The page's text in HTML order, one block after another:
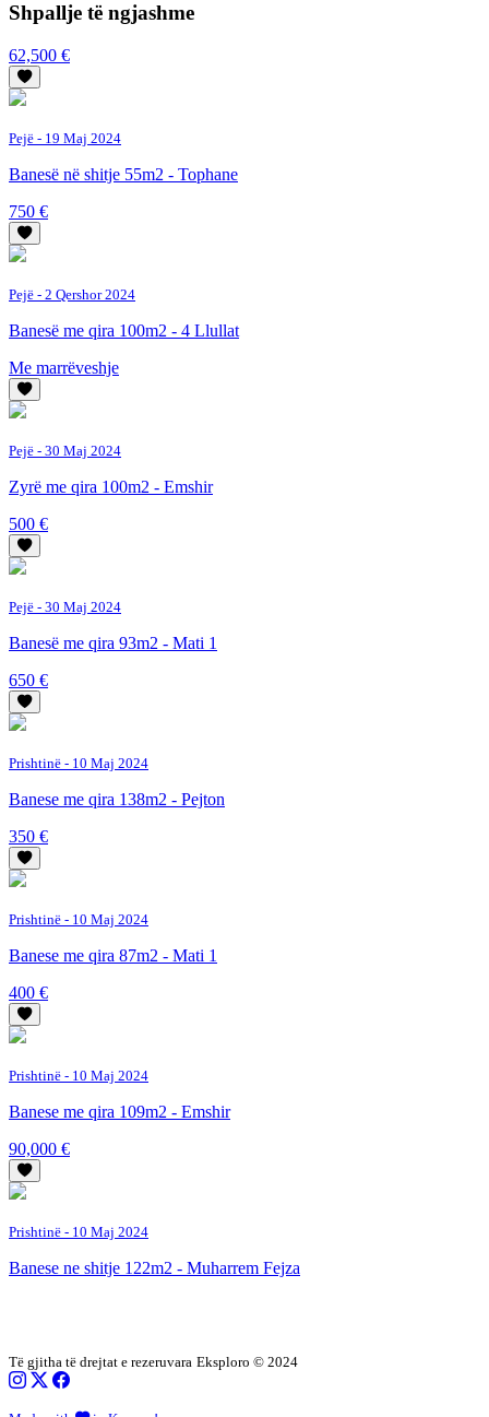
Shpallje të ngjashme
62,500 €
Pejë - 19 Maj 2024
Banesë në shitje 55m2 - Tophane
750 €
Pejë - 2 Qershor 2024
Banesë me qira 100m2 - 4 Llullat
Me marrëveshje
Pejë - 30 Maj 2024
Zyrë me qira 100m2 - Emshir
500 €
Pejë - 30 Maj 2024
Banesë me qira 93m2 - Mati 1
650 €
Prishtinë - 10 Maj 2024
Banese me qira 138m2 - Pejton
350 €
Prishtinë - 10 Maj 2024
Banese me qira 87m2 - Mati 1
400 €
Prishtinë - 10 Maj 2024
Banese me qira 109m2 - Emshir
90,000 €
Prishtinë - 10 Maj 2024
Banese ne shitje 122m2 - Muharrem Fejza
Të gjitha të drejtat e rezeruvara Eksploro © 2024